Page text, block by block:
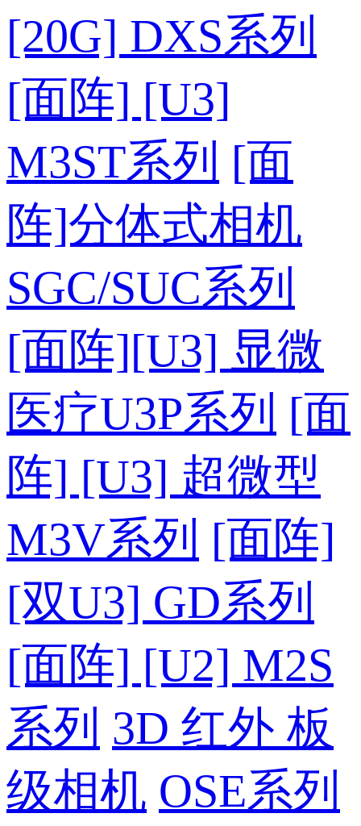
[20G] DXS系列
[面阵] [U3]
M3ST系列 [面
阵]分体式相机
SGC/SUC系列
[面阵][U3] 显微
医疗U3P系列 [面
阵] [U3] 超微型
M3V系列 [面阵]
[双U3] GD系列
[面阵] [U2] M2S
系列 3D 红外 板
级相机 OSE系列